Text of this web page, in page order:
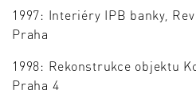
1997: Interiéry IPB banky,
Praha
1998: Rekonstrukce objektu
Praha 4